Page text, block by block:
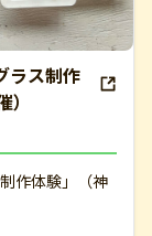
ラス制作
作体験」（神